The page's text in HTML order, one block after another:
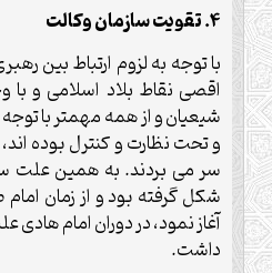
4. تقویت سازمان وکالت
با توجه به لزوم ارتباط بین رهبری
اقصی نقاط بلاد اسلامی و با
شیعیان و از همه مهمتر با توجه به
و تحت نظارت و کنترل بوده اند،
سر می بردند. به همین علت
شکل گرفته بود و از زمان امام
آغاز نمود، در دوران امام هادی
داشت.